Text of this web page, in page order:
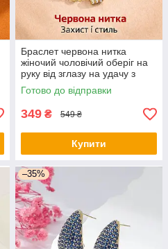
Браслет червона нитка
жіночий чоловічий оберіг на
руку від зглазу на удачу з
камінням стильний аксесуар
Готово до відправки
349 ₴ 549 ₴
Купити
–35%